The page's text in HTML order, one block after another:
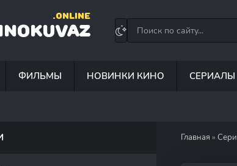
.ONLINE
ФИЛЬМЫ НОВИНКИ КИНО СЕРИАЛЫ
Главная »